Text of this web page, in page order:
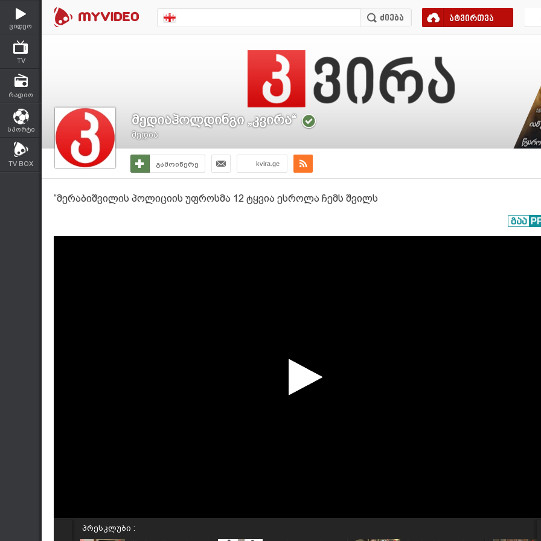
ვიდეო
TV
რადიო
სპორტი
TV BOX
ატვირთვა
მედიაჰოლდინგი „კვირა“
მედია
გამოიწერე kvira.ge
“მერაბიშვილის პოლიციის უფროსმა 12 ტყვია ესროლა ჩემს შვილს
პრესკლუბი :